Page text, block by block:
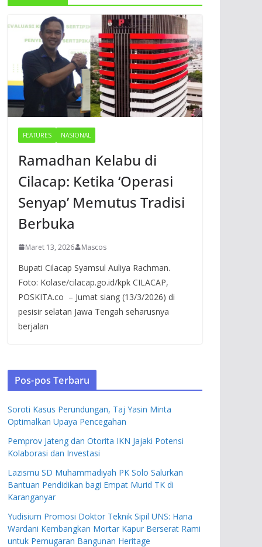
FEATURES NASIONAL
Ramadhan Kelabu di
Cilacap: Ketika ‘Operasi
Senyap’ Memutus Tradisi
Berbuka
Maret 13, 2026 Mascos
Bupati Cilacap Syamsul Auliya Rachman.
Foto: Kolase/cilacap.go.id/kpk CILACAP,
POSKITA.co – Jumat siang (13/3/2026) di
pesisir selatan Jawa Tengah seharusnya
berjalan
Pos-pos Terbaru
Soroti Kasus Perundungan, Taj Yasin Minta
Optimalkan Upaya Pencegahan
Pemprov Jateng dan Otorita IKN Jajaki Potensi
Kolaborasi dan Investasi
Lazismu SD Muhammadiyah PK Solo Salurkan
Bantuan Pendidikan bagi Empat Murid TK di
Karanganyar
Yudisium Promosi Doktor Teknik Sipil UNS: Hana
Wardani Kembangkan Mortar Kapur Berserat Rami
untuk Pemugaran Bangunan Heritage